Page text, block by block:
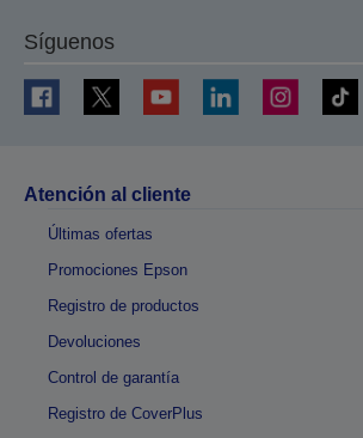
Síguenos
Atención al cliente
Últimas ofertas
Promociones Epson
Registro de productos
Devoluciones
Control de garantía
Registro de CoverPlus